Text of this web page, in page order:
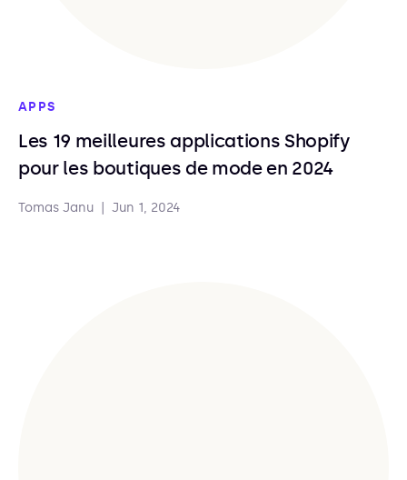
APPS
Les 19 meilleures applications Shopify
pour les boutiques de mode en 2024
Tomas Janu Jun 1, 2024